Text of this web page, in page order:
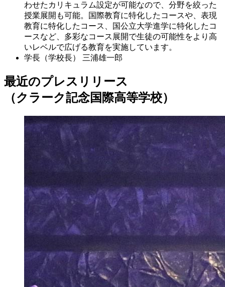
わせたカリキュラム設定が可能なので、分野を絞った
授業展開も可能。国際教育に特化したコースや、表現
教育に特化したコース、国公立大学進学に特化したコ
ースなど、多彩なコース展開で生徒の可能性をより高
いレベルで広げる教育を実施しています。
学長（学校長）
三浦雄一郎
最近のプレスリリース
（クラーク記念国際高等学校）